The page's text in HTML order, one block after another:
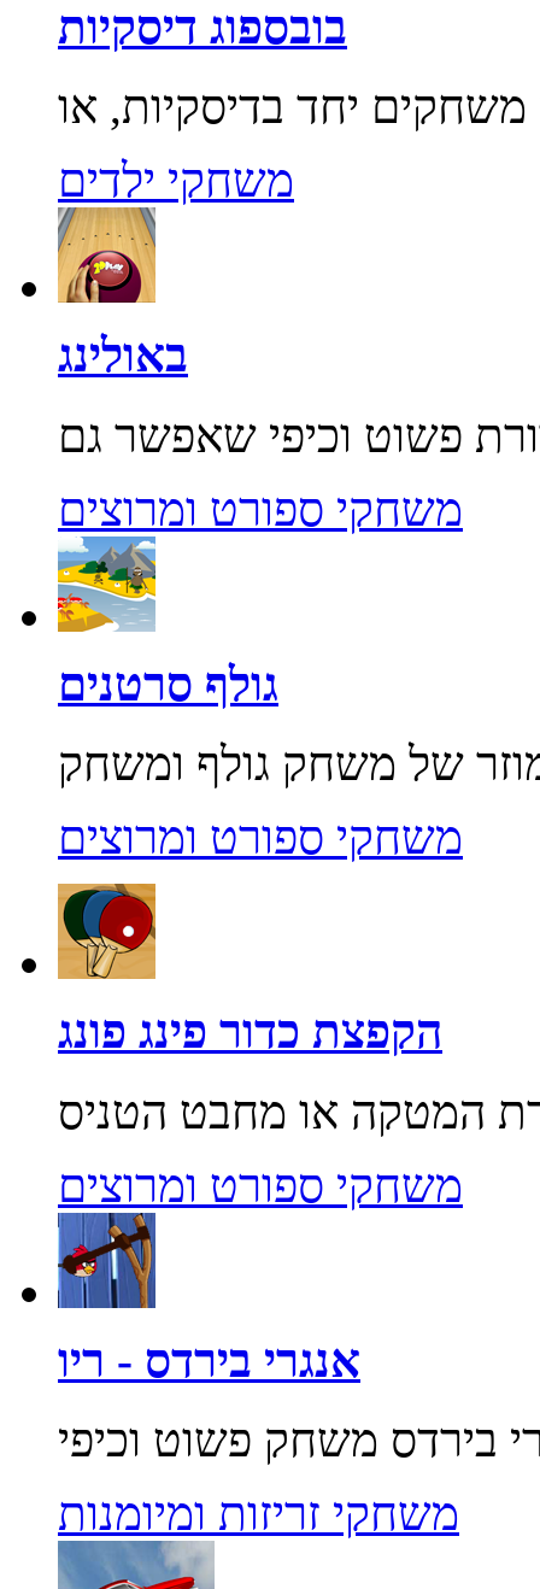
בובספוג דיסקיות
משחקי ילדים
באולינג
משחקי ספורט ומרוצים
גולף סרטנים
משחקי ספורט ומרוצים
הקפצת כדור פינג פונג
משחקי ספורט ומרוצים
אנגרי בירדס - ריו
משחקי זריזות ומיומנות